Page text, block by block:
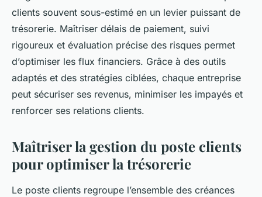
clients souvent sous-estimé en un levier puissant de
trésorerie. Maîtriser délais de paiement, suivi
rigoureux et évaluation précise des risques permet
d’optimiser les flux financiers. Grâce à des outils
adaptés et des stratégies ciblées, chaque entreprise
peut sécuriser ses revenus, minimiser les impayés et
renforcer ses relations clients.
Maîtriser la gestion du poste clients
pour optimiser la trésorerie
Le poste clients regroupe l’ensemble des créances